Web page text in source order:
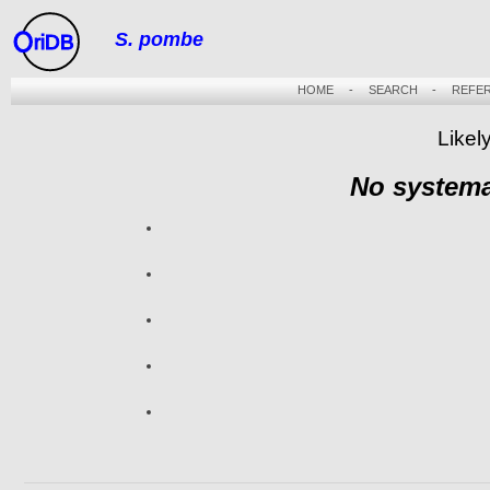
riDB S. pombe
HOME- SEARCH -
No